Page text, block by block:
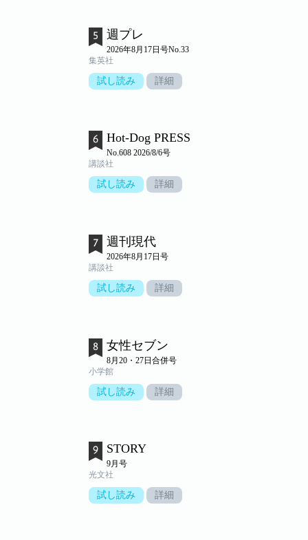
週プレ
2026年8月17日号No.33
集英社
試し読み 詳細
Hot-Dog PRESS
No.608 2026/8/6号
講談社
試し読み 詳細
週刊現代
2026年8月17日号
講談社
試し読み 詳細
女性セブン
8月20・27日合併号
小学館
試し読み 詳細
STORY
9月号
光文社
試し読み 詳細